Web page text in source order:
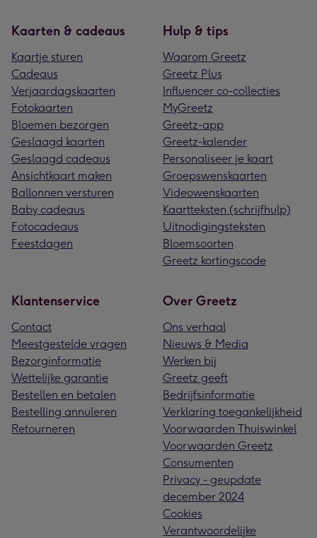
Kaarten & cadeaus
Kaartje sturen
Cadeaus
Verjaardagskaarten
Fotokaarten
Bloemen bezorgen
Geslaagd kaarten
Geslaagd cadeaus
Ansichtkaart maken
Ballonnen versturen
Baby cadeaus
Fotocadeaus
Feestdagen
Hulp & tips
Waarom Greetz
Greetz Plus
Influencer co-collecties
MyGreetz
Greetz-app
Greetz-kalender
Personaliseer je kaart
Groepswenskaarten
Videowenskaarten
Kaartteksten (schrijfhulp)
Uitnodigingsteksten
Bloemsoorten
Greetz kortingscode
Klantenservice
Contact
Meestgestelde vragen
Bezorginformatie
Wettelijke garantie
Bestellen en betalen
Bestelling annuleren
Retourneren
Over Greetz
Ons verhaal
Nieuws & Media
Werken bij
Greetz geeft
Bedrijfsinformatie
Verklaring toegankelijkheid
Voorwaarden Thuiswinkel
Voorwaarden Greetz
Consumenten
Privacy - geupdate
december 2024
Cookies
Verantwoordelijke